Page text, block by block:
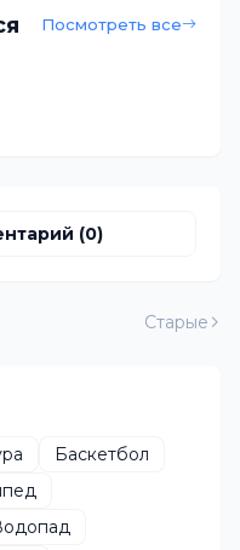
Посмотреть все
(0)
Старые
Баскетбол